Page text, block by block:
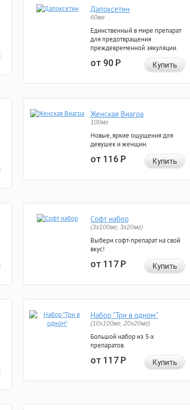
Дапоксетин
60мг
Единственный в мире препарат
для предотвращения
преждевременной эякуляции.
от 90Р Купить
Женская Виагра
100мг
Новые, яркие ощущения для
девушек и женщин.
от 116Р Купить
Софт набор
(3x100мг, 3x20мг)
Выбери софт-препарат на свой
вкус!
от 117Р Купить
Набор "Три в одном"
(10x100мг, 20x20мг)
Большой набор из 3-х
препаратов.
от 117Р Купить